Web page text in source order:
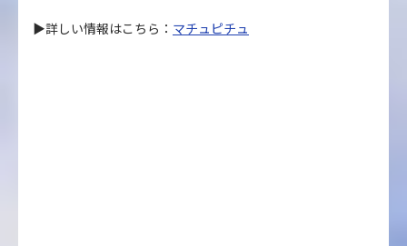
▶詳しい情報はこちら： マチュピチュ